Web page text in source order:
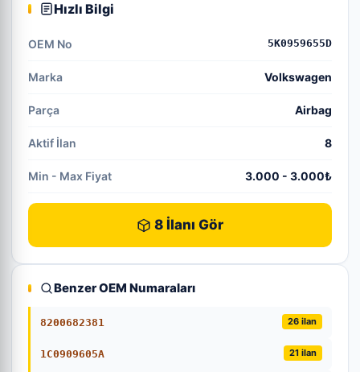
Hızlı Bilgi
OEM No 5K0959655D
Marka Volkswagen
Parça Airbag
Aktif İlan 8
Min - Max Fiyat 3.000 - 3.000₺
8 İlanı Gör
Benzer OEM Numaraları
8200682381 26 ilan
1C0909605A 21 ilan